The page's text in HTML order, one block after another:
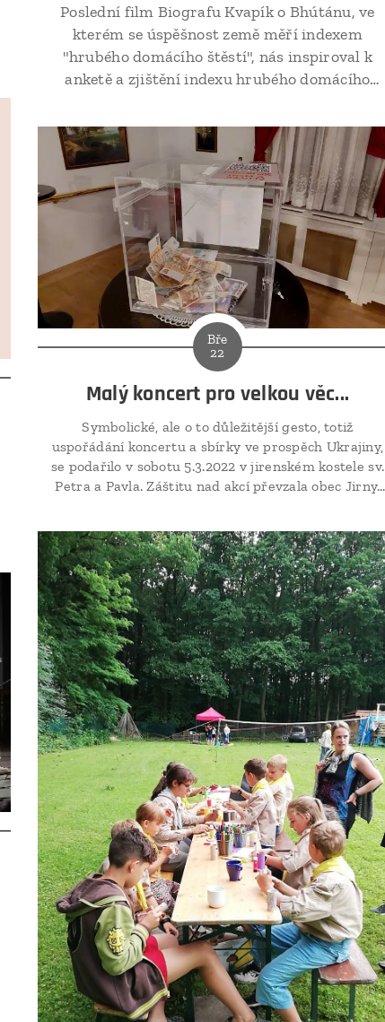
Poslední film Biografu Kvapík o Bhútánu, ve
kterém se úspěšnost země měří indexem
"hrubého domácího štěstí", nás inspiroval k
anketě a zjištění indexu hrubého domácího
Bře
22
Malý koncert pro velkou věc...
Symbolické, ale o to důležitější gesto, totiž
uspořádání koncertu a sbírky ve prospěch Ukrajiny,
se podařilo v sobotu 5.3.2022 v jirenském kostele sv.
Petra a Pavla. Záštitu nad akcí převzala obec Jirny.
písně převážně ukrajinských autorů. O úvodní...